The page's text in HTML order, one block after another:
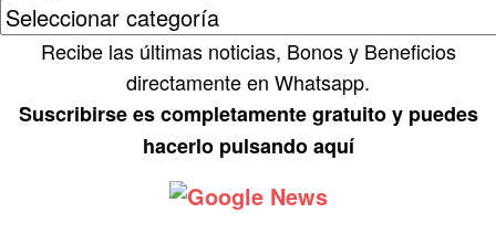
Recibe las últimas noticias, Bonos y Beneficios
directamente en Whatsapp.
Suscribirse es completamente gratuito y puedes
hacerlo pulsando aquí